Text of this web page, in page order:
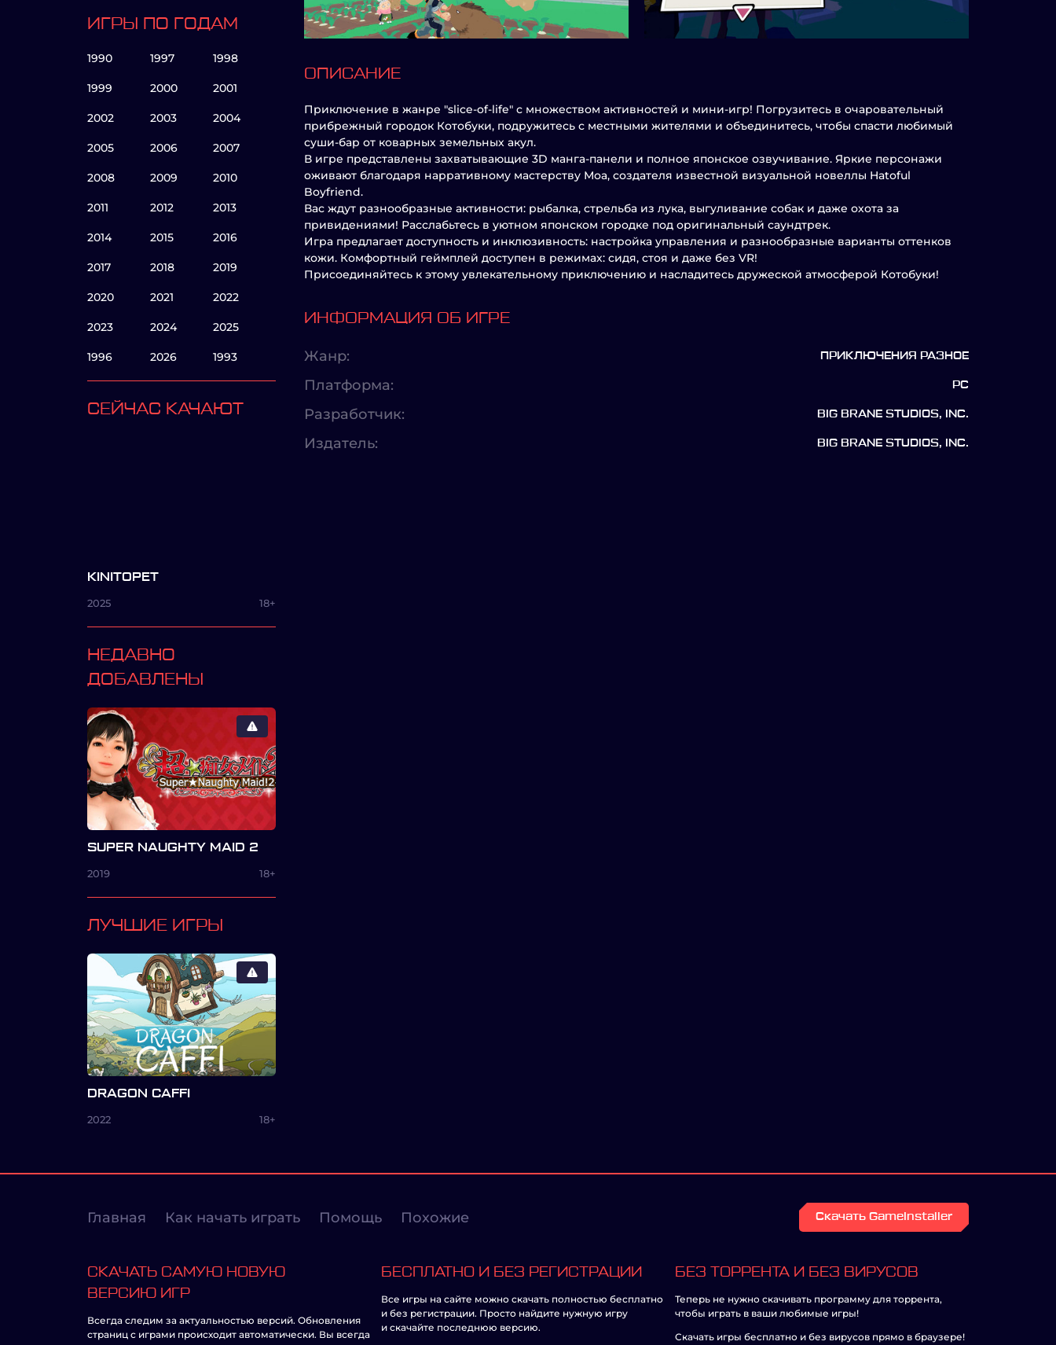
ИГРЫ ПО ГОДАМ
1990 1997 1998
1999 2000 2001
2002 2003 2004
2005 2006 2007
2008 2009 2010
2011 2012 2013
2014 2015 2016
2017 2018 2019
2020 2021 2022
2023 2024 2025
1996 2026 1993
СЕЙЧАС КАЧАЮТ
KINITOPET
2025 18+
НЕДАВНО
ДОБАВЛЕНЫ
SUPER NAUGHTY MAID 2
2019 18+
ЛУЧШИЕ ИГРЫ
DRAGON CAFFI
2022 18+
ОПИСАНИЕ
Приключение в жанре "slice-of-life" с множеством активностей и мини-игр! Погрузитесь в очаровательный
прибрежный городок Котобуки, подружитесь с местными жителями и объединитесь, чтобы спасти любимый
суши-бар от коварных земельных акул.
В игре представлены захватывающие 3D манга-панели и полное японское озвучивание. Яркие персонажи
оживают благодаря нарративному мастерству Моа, создателя известной визуальной новеллы Hatoful
Boyfriend.
Вас ждут разнообразные активности: рыбалка, стрельба из лука, выгуливание собак и даже охота за
привидениями! Расслабьтесь в уютном японском городке под оригинальный саундтрек.
Игра предлагает доступность и инклюзивность: настройка управления и разнообразные варианты оттенков
кожи. Комфортный геймплей доступен в режимах: сидя, стоя и даже без VR!
Присоединяйтесь к этому увлекательному приключению и насладитесь дружеской атмосферой Котобуки!
ИНФОРМАЦИЯ ОБ ИГРЕ
Жанр: ПРИКЛЮЧЕНИЯ РАЗНОЕ
Платформа: PC
Разработчик: BIG BRANE STUDIOS, INC.
Издатель: BIG BRANE STUDIOS, INC.
Главная Как начать играть Помощь Похожие Скачать GameInstaller
СКАЧАТЬ САМУЮ НОВУЮ
ВЕРСИЮ ИГР
Всегда следим за актуальностью версий. Обновления
страниц с играми происходит автоматически. Вы всегда
БЕСПЛАТНО И БЕЗ РЕГИСТРАЦИИ
Все игры на сайте можно скачать полностью бесплатно
и без регистрации. Просто найдите нужную игру
и скачайте последнюю версию.
БЕЗ ТОРРЕНТА И БЕЗ ВИРУСОВ
Теперь не нужно скачивать программу для торрента,
чтобы играть в ваши любимые игры!
Скачать игры бесплатно и без вирусов прямо в браузере!